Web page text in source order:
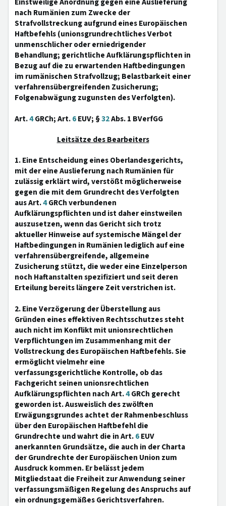
nach Rumänien zum Zwecke der
Strafvollstreckung aufgrund eines Europäischen
Haftbefehls (unionsgrundrechtliches Verbot
unmenschlicher oder erniedrigender
Behandlung; gerichtliche Aufklärungspflichten in
Bezug auf die zu erwartenden Haftbedingungen
im rumänischen Strafvollzug; Belastbarkeit einer
verfahrensübergreifenden Zusicherung;
Folgenabwägung zugunsten des Verfolgten).
Art.4GRCh; Art.6EUV; §32Abs. 1 BVerfGG
Leitsätze des Bearbeiters
1. Eine Entscheidung eines Oberlandesgerichts,
mit der eine Auslieferung nach Rumänien für
zulässig erklärt wird, verstößt möglicherweise
gegen die mit dem Grundrecht des Verfolgten
aus Art.4GRCh verbundenen
Aufklärungspflichten und ist daher einstweilen
auszusetzen, wenn das Gericht sich trotz
aktueller Hinweise auf systemische Mängel der
Haftbedingungen in Rumänien lediglich auf eine
verfahrensübergreifende, allgemeine
Zusicherung stützt, die weder eine Einzelperson
noch Haftanstalten spezifiziert und seit deren
Erteilung bereits längere Zeit verstrichen ist.
2. Eine Verzögerung der Überstellung aus
Gründen eines effektiven Rechtsschutzes steht
auch nicht im Konflikt mit unionsrechtlichen
Verpflichtungen im Zusammenhang mit der
Vollstreckung des Europäischen Haftbefehls. Sie
ermöglicht vielmehr eine
verfassungsgerichtliche Kontrolle, ob das
Fachgericht seinen unionsrechtlichen
Aufklärungspflichten nach Art.4GRCh gerecht
geworden ist. Ausweislich des zwölften
Erwägungsgrundes achtet der Rahmenbeschluss
über den Europäischen Haftbefehl die
Grundrechte und wahrt die in Art.6EUV
anerkannten Grundsätze, die auch in der Charta
der Grundrechte der Europäischen Union zum
Ausdruck kommen. Er belässt jedem
Mitgliedstaat die Freiheit zur Anwendung seiner
verfassungsmäßigen Regelung des Anspruchs auf
ein ordnungsgemäßes Gerichtsverfahren.